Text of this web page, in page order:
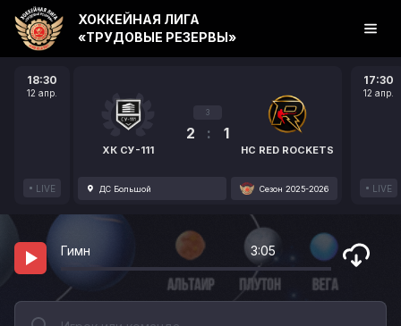
18:30
12 апр.
LIVE
ХК СУ-111
3
2 : 1
HC RED ROCKETS
ДС Большой Сезон 2025-2026
17:30
12 апр.
LIVE
ХОККЕЙНАЯ ЛИГА
«ТРУДОВЫЕ РЕЗЕРВЫ»
Гимн 3:05